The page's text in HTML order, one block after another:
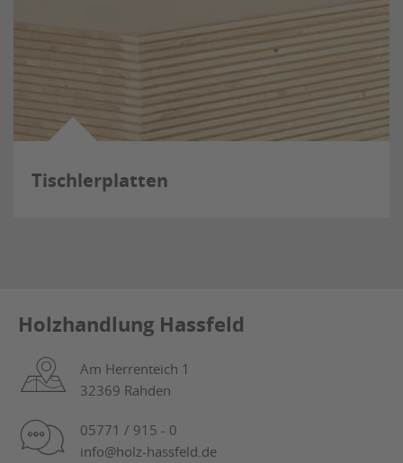
Tischlerplatten
Holzhandlung Hassfeld
Am Herrenteich 1
32369 Rahden
05771 / 915 - 0
info@holz-hassfeld.de